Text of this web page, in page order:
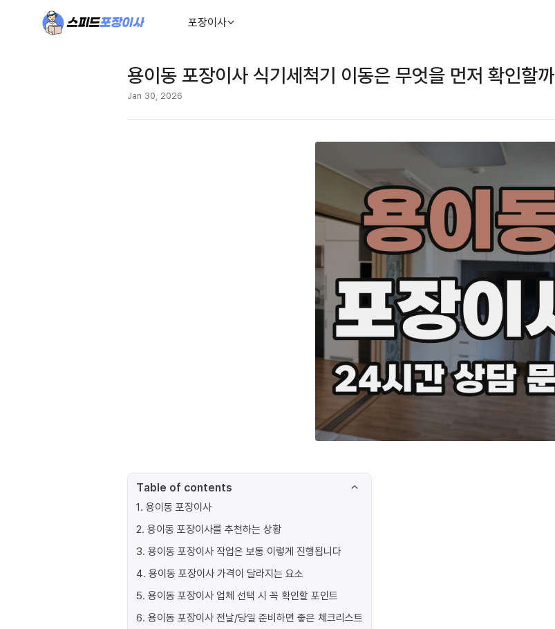
포장이사
용이동 포장이사 식기세척기 이동은 무엇을 먼저 확인할까
Jan 30, 2026
Table of contents
1. 용이동 포장이사
2. 용이동 포장이사를 추천하는 상황
3. 용이동 포장이사 작업은 보통 이렇게 진행됩니다
4. 용이동 포장이사 가격이 달라지는 요소
5. 용이동 포장이사 업체 선택 시 꼭 확인할 포인트
6. 용이동 포장이사 전날/당일 준비하면 좋은 체크리스트